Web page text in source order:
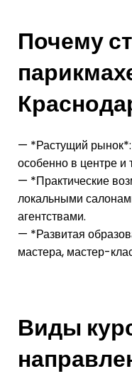
Почему
— *Растущий рынок*:
особенно в центре и
— *Практические
локальными
агентствами.
— *Развитая
мастера, мастер-
Виды